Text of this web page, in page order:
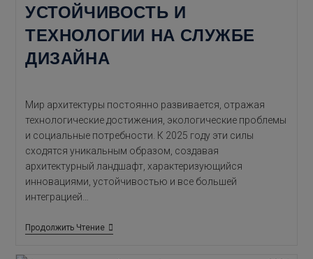
УСТОЙЧИВОСТЬ И
ТЕХНОЛОГИИ НА СЛУЖБЕ
ДИЗАЙНА
Мир архитектуры постоянно развивается, отражая
технологические достижения, экологические проблемы
и социальные потребности. К 2025 году эти силы
сходятся уникальным образом, создавая
архитектурный ландшафт, характеризующийся
инновациями, устойчивостью и все большей
интеграцией…
Продолжить ЧтениеАрхитектурные